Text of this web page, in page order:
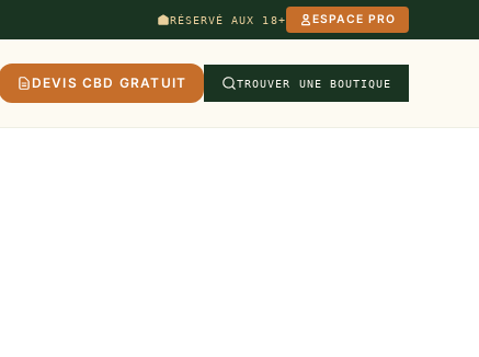
RÉSERVÉ AUX 18+ ESPACE PRO
DEVIS CBD GRATUIT TROUVER UNE BOUTIQUE